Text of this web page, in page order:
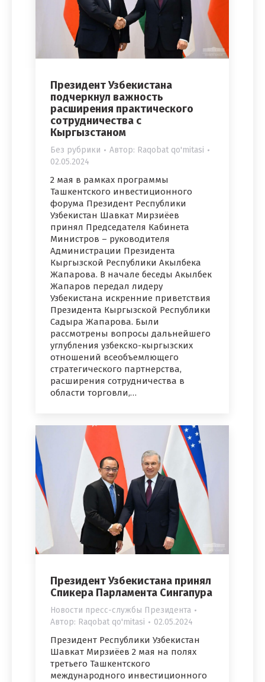
Президент Узбекистана
подчеркнул важность
расширения практического
сотрудничества с
Кыргызстаном
Без рубрики Автор: Raqobat qo'mitasi
02.05.2024
2 мая в рамках программы
Ташкентского инвестиционного
форума Президент Республики
Узбекистан Шавкат Мирзиёев
принял Председателя Кабинета
Министров – руководителя
Администрации Президента
Кыргызской Республики Акылбека
Жапарова. В начале беседы Акылбек
Жапаров передал лидеру
Узбекистана искренние приветствия
Президента Кыргызской Республики
Садыра Жапарова. Были
рассмотрены вопросы дальнейшего
углубления узбекско-кыргызских
отношений всеобъемлющего
стратегического партнерства,
расширения сотрудничества в
области торговли,…
Президент Узбекистана принял
Спикера Парламента Сингапура
Новости пресс-службы Президента
Автор: Raqobat qo'mitasi 02.05.2024
Президент Республики Узбекистан
Шавкат Мирзиёев 2 мая на полях
третьего Ташкентского
международного инвестиционного